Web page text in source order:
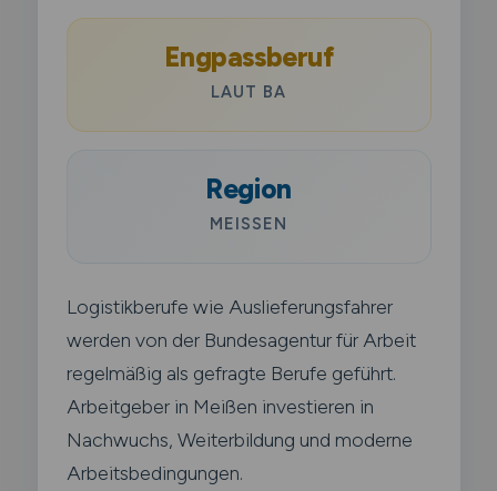
Engpassberuf
LAUT BA
Region
MEISSEN
Logistikberufe wie Auslieferungsfahrer
werden von der Bundesagentur für Arbeit
regelmäßig als gefragte Berufe geführt.
Arbeitgeber in Meißen investieren in
Nachwuchs, Weiterbildung und moderne
Arbeitsbedingungen.